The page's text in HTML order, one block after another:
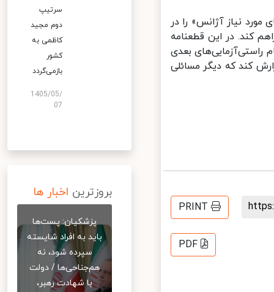
نیاز آژانس» را در
کند. در این قطعنامه
بعدی
کند که دیگر مسائلی
PRINT
PDF
سرتیپ
دوم مجید
کاظمی به
کشور
بازمی‌گردد
1405/05/
07
بروزترین اخبار ها
پزشکیان: پست‌ها
باید به افراد شایسته
سپرده شود، نه
هم‌جناحی‌ها / دولت
با شهادت رهبر،